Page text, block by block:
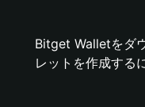
Bitget Walletをダ
レットを作成する